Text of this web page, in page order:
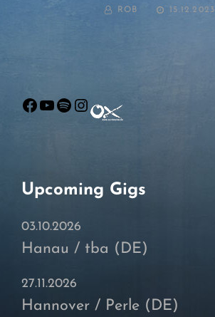
BY ROB
POSTED
15.12.2023
Facebook
YouTube
Spotify
Instagram
Upcoming Gigs
03.10.2026
Hanau / tba (DE)
27.11.2026
Hannover / Perle (DE)